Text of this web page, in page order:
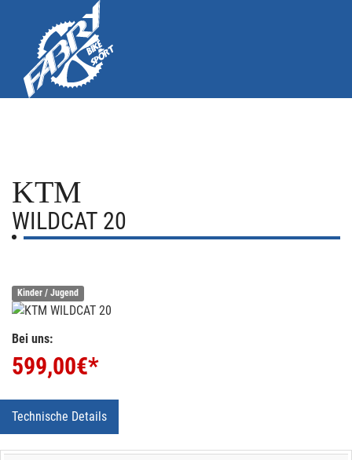
KTM
WILDCAT 20
Kinder / Jugend
Bei uns:
599,00€*
Technische Details